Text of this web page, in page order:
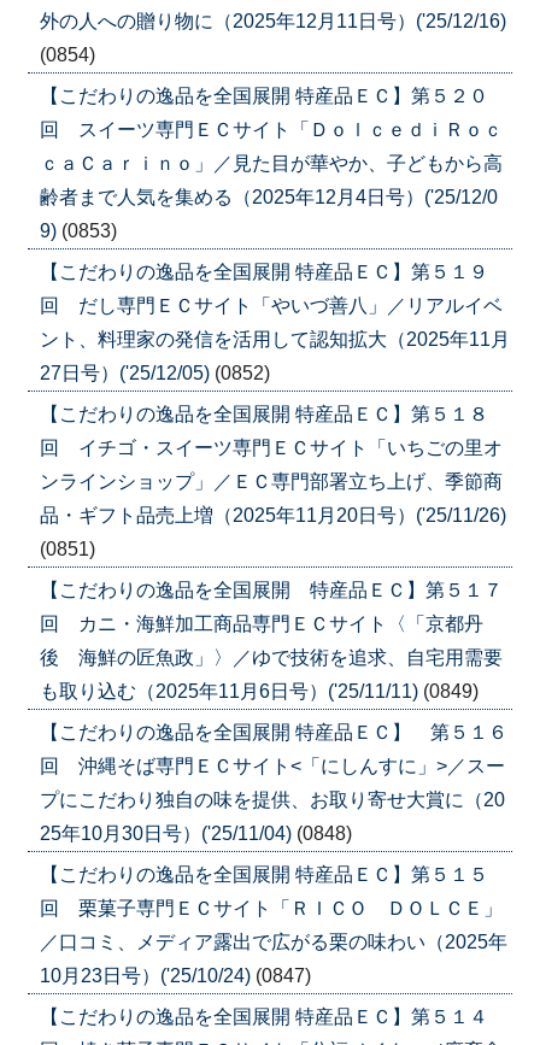
外の人への贈り物に（2025年12月11日号）('25/12/16)
(0854)
【こだわりの逸品を全国展開 特産品ＥＣ】第５２０
回 スイーツ専門ＥＣサイト「ＤｏｌｃｅｄｉＲｏｃ
ｃａＣａｒｉｎｏ」／見た目が華やか、子どもから高
齢者まで人気を集める（2025年12月4日号）('25/12/0
9) (0853)
【こだわりの逸品を全国展開 特産品ＥＣ】第５１９
回 だし専門ＥＣサイト「やいづ善八」／リアルイベ
ント、料理家の発信を活用して認知拡大（2025年11月
27日号）('25/12/05) (0852)
【こだわりの逸品を全国展開 特産品ＥＣ】第５１８
回 イチゴ・スイーツ専門ＥＣサイト「いちごの里オ
ンラインショップ」／ＥＣ専門部署立ち上げ、季節商
品・ギフト品売上増（2025年11月20日号）('25/11/26)
(0851)
【こだわりの逸品を全国展開 特産品ＥＣ】第５１７
回 カニ・海鮮加工商品専門ＥＣサイト〈「京都丹
後 海鮮の匠魚政」〉／ゆで技術を追求、自宅用需要
も取り込む（2025年11月6日号）('25/11/11) (0849)
【こだわりの逸品を全国展開 特産品ＥＣ】 第５１６
回 沖縄そば専門ＥＣサイト<「にしんすに」>／スー
プにこだわり独自の味を提供、お取り寄せ大賞に（20
25年10月30日号）('25/11/04) (0848)
【こだわりの逸品を全国展開 特産品ＥＣ】第５１５
回 栗菓子専門ＥＣサイト「ＲＩＣＯ ＤＯＬＣＥ」
／口コミ、メディア露出で広がる栗の味わい（2025年
10月23日号）('25/10/24) (0847)
【こだわりの逸品を全国展開 特産品ＥＣ】第５１４